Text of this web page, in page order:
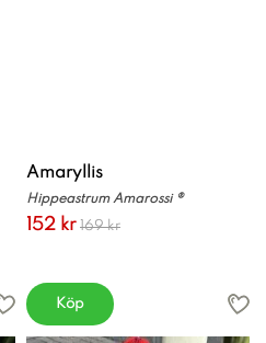
Amaryllis
Hippeastrum Amarossi ®
152 kr 169 kr
Köp